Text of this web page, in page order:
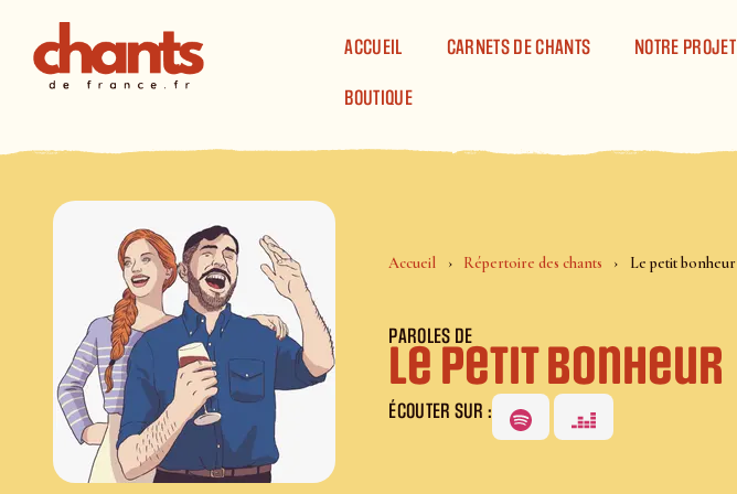
ACCUEIL CARNETS DE CHANTS NOTRE PROJET
BOUTIQUE
Accueil Répertoire des chants Le petit bonheur
PAROLES DE
Le petit bonheur
ÉCOUTER SUR :